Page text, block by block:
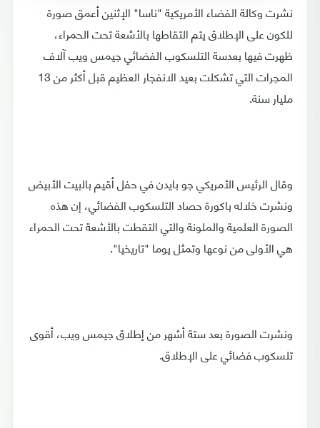
نشرت وكالة الفضاء الأمريكية "ناسا" الإثنين أعمق صورة
للكون على الإطلاق يتم التقاطها بالأشعة تحت الحمراء،
ظهرت فيها بعدسة التلسكوب الفضائي جيمس ويب آلاف
المجرات التي تشكلت بعيد الانفجار العظيم قبل أكثر من 13
مليار سنة.
وقال الرئيس الأمريكي جو بايدن في حفل أقيم بالبيت الأبيض
ونشرت خلاله باكورة حصاد التلسكوب الفضائي، إن هذه
الصورة العلمية والملونة والتي التقطت بالأشعة تحت الحمراء
هي الأولى من نوعها وتمثل يوما "تاريخيا".
ونشرت الصورة بعد ستة أشهر من إطلاق جيمس ويب، أقوى
تلسكوب فضائي على الإطلاق.